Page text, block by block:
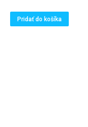
Pridať do košíka